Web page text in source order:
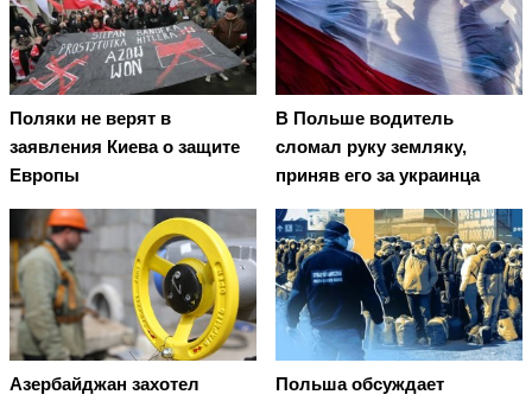
Поляки не верят в
заявления Киева о защите
Европы
В Польше водитель
сломал руку земляку,
приняв его за украинца
Азербайджан захотел
Польша обсуждает